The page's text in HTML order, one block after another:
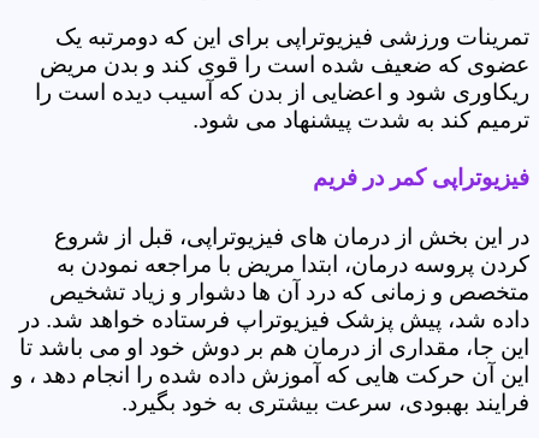
تمرینات ورزشی فیزیوتراپی برای این که دومرتبه یک
عضوی که ضعیف شده است را قوی کند و بدن مریض
ریکاوری شود و اعضایی از بدن که آسیب دیده است را
ترمیم کند به شدت پیشنهاد می شود.
فیزیوتراپی کمر در فریم
در این بخش از درمان های فیزیوتراپی، قبل از شروع
کردن پروسه درمان، ابتدا مریض با مراجعه نمودن به
متخصص و زمانی که درد آن ها دشوار و زیاد تشخیص
داده شد، پیش پزشک فیزیوتراپ فرستاده خواهد شد. در
این جا، مقداری از درمان هم بر دوش خود او می باشد تا
این آن حرکت هایی که آموزش داده شده را انجام دهد ، و
فرایند بهبودی، سرعت بیشتری به خود بگیرد.